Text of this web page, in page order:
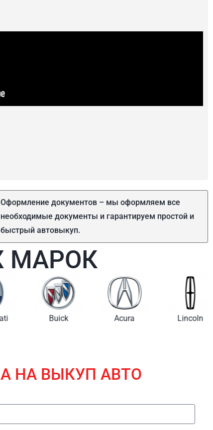
Оформление документов – мы оформляем все
необходимые документы и гарантируем простой и
быстрый автовыкуп.
МАРОК
Buick Acura Lincoln
НА ВЫКУП АВТО